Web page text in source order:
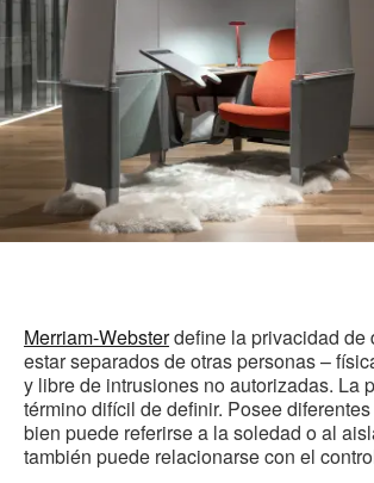
Merriam-Websterdefine la privacidad de
estar separados de otras personas –
y libre de intrusiones no autorizadas. La
término difícil de definir. Posee
bien puede referirse a la soledad o al
también puede relacionarse con el